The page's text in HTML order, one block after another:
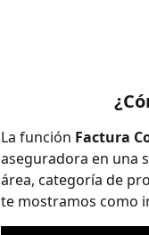
La función Factura
aseguradora en una
área, categoría de
te mostramos como